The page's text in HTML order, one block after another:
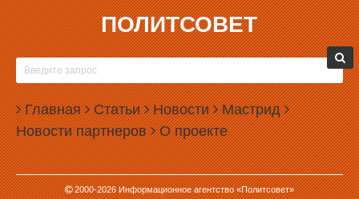
ПОЛИТСОВЕТ
Главная Статьи Новости Мастрид
Новости партнеров О проекте
2000-2026Информационное агентство «Политсовет»
23.03.2023, 14:57
В СВЕРДЛОВСКОЙ ОБЛАСТИ МЧС ОБЪЯВИЛО
ПРЕДУПРЕЖДЕНИЕ О СИЛЬНОМ ВЕТРЕ
В Свердловской области МЧС снова выступило со штормовым
предупреждением о сильном ветре.
Как сообщили в региональном ГУ МЧС, усиление ветра
ожидается в ближайшую пятницу.